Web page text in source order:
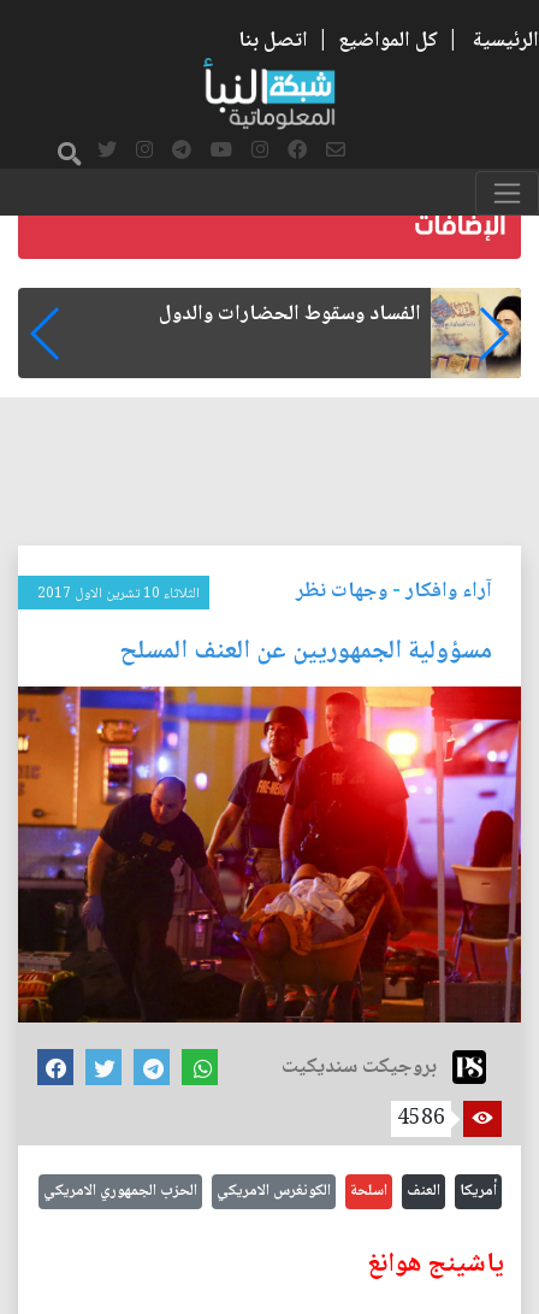
الرئيسية | كل المواضيع | اتصل بنا
رواتب الموظفين على صفيح ساخن
آراء وافكار-وجهات نظر الثلاثاء 10 تشرين الاول 2017
مسؤولية الجمهوريين عن العنف المسلح
بروجيكت سنديكيت
4586
أمريكا العنف اسلحة الكونغرس الامريكي الحزب الجمهوري الامريكي
ياشينج هوانغ